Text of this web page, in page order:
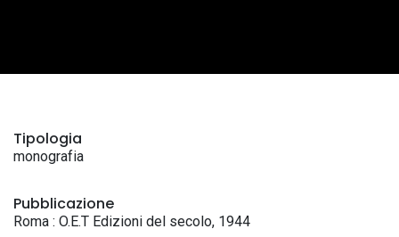
Tipologia
monografia
Pubblicazione
Roma : O.E.T Edizioni del secolo, 1944